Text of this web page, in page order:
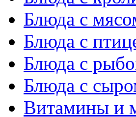
Блюда с
Блюда с
Блюда с
Блюда с
Витамины и